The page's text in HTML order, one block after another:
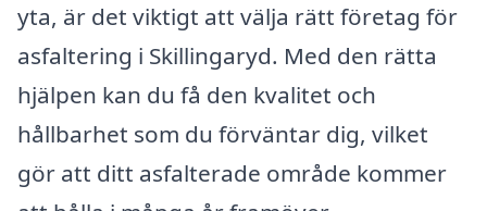
yta, är det viktigt att välja rätt företag för
asfaltering i Skillingaryd. Med den rätta
hjälpen kan du få den kvalitet och
hållbarhet som du förväntar dig, vilket
gör att ditt asfalterade område kommer